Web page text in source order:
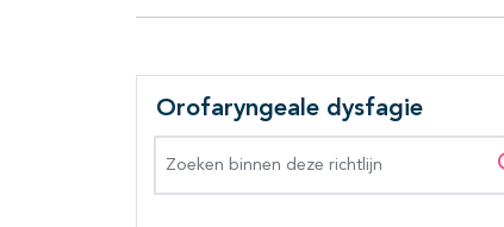
Orofaryngeale dysfagie